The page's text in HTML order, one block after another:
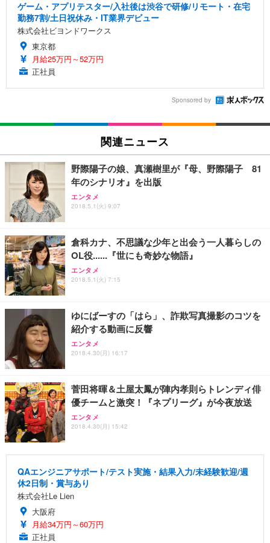
ゲーム・アプリテスター/入社後は渋谷で研修/リモート・在宅
勤務7割/土日祝休み・IT業界デビュー
株式会社ビヨンドワークス
東京都
月給25万円～52万円
正社員
Sponsored by
関連ニュース
野際陽子の娘、真瀬樹里が『母、野際陽子 81
年のシナリオ』を出版
エンタメ
2018.5.1(火) 9:07
倉科カナ、不思議な少年と出会う一人暮らしの
OL役......『世にも奇妙な物語』
エンタメ
2018.5.1(火) 7:15
ゆにばーすの「はら」、詐欺写真撮影のコツを
紹介する動画に反響
エンタメ
2018.4.30(月) 16:17
菅田将暉＆土屋太鳳が陣内孝則らトレンディ俳
優チームと激突！『ネプリーグ』が今夜放送
エンタメ
2018.4.30(月) 15:42
QAエンジニアサポート/テスト実施・結果入力/未経験歓迎/週
休2日制・賞与あり
株式会社Le Lien
大阪府
月給34万円～60万円
正社員